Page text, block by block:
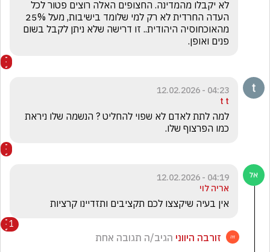
פנים ואופן.
04:23 - 12.02.2026
t t
כמו הפרצוף שלו.
04:19 - 12.02.2026
אריה לוי
אין בעיה שיקצצו לכם תקציבים ותזדיינו קרציות
1
זורבה היווני הגיב/ה תגובה אחת